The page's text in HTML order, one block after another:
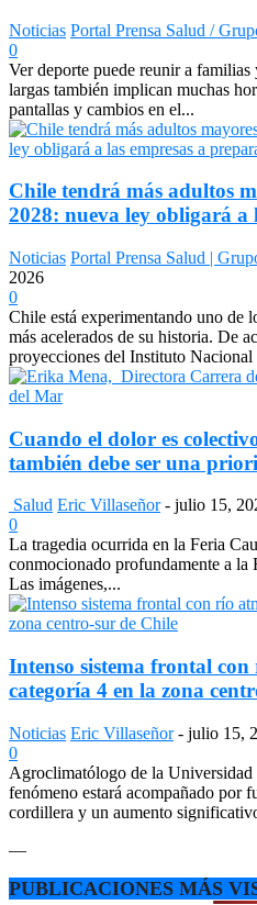
Noticias Portal Prensa Salud /
0
Ver deporte puede reunir a
largas también implican muchas
pantallas y cambios en el...
Chile tendrá más adultos
2028: nueva ley obligará a
Noticias Portal Prensa Salud |
2026
0
Chile está experimentando uno de
más acelerados de su historia. De
proyecciones del Instituto Nacional
Cuando el dolor es
también debe ser una
Salud Eric Villaseñor - julio 15,
0
La tragedia ocurrida en la Feria
conmocionado profundamente a la
Las imágenes,...
Intenso sistema frontal con
categoría 4 en la zona
Noticias Eric Villaseñor - julio 15,
0
Agroclimatólogo de la Universidad
fenómeno estará acompañado por
cordillera y un aumento
—
PUBLICACIONES MÁS